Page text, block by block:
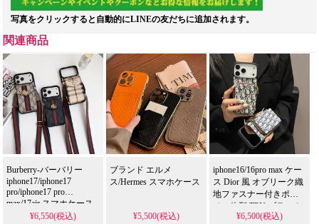
写真をクリックすると自動的にLINEの友だちに追加されます。
関連商品
Burberry-バーバリー
iphone17/iphone17
pro/iphone17 pro
max/17air スマホケース
¥6,550(税込)
ブランド エルメ
ス/Hermes スマホケース
¥5,500(税込)
iphone16/16pro max ケー
ス Dior 風 オブリーク織
地ファスナー付きポー
チ一体型 TPU ブラック
/ ネイビー 2 色 耐衝撃
¥6,500(税込)